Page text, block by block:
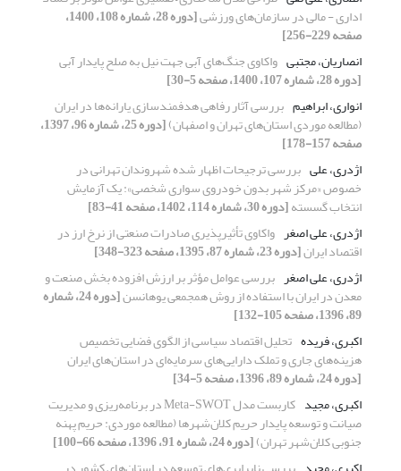
اداری - مالی در سازمان‏‌های ورزشی [دوره 28، شماره 108، 1400،
صفحه 229-256]
انصاریان، مجتبی واکاوی جنگ‌های آبی جهت نیل به صلح پایدار آبی
[دوره 28، شماره 107، 1400، صفحه 5-30]
انواری، ابراهیم بررسی آثار رفاهی هدفمندسازی یارانه‌ها در ایران
(مطالعه موردی استان‌های تهران و اصفهان) [دوره 25، شماره 96، 1397،
صفحه 157-178]
اژدری، علی بررسی ترجیحات اظهار شده شهروندان تهرانی در
خصوص «مرکز شهر بدون خودروی سواری شخصی»‌: یک آزمایش
انتخاب گسسته[دوره 30، شماره 114، 1402، صفحه 41-83]
اژدری، علی اصغر واکاوی تأثیر‌پذیری صادرات صنعتی از نرخ ارز در
اقتصاد ایران[دوره 23، شماره 87، 1395، صفحه 323-348]
اژدری، علی اصغر بررسی عوامل مؤثر بر ارزش افزوده بخش صنعت و
معدن در ایران با استفاده از روش همجمعی یوهانسن [دوره 24، شماره
89، 1396، صفحه 105-132]
اکبری، فریده تحلیل اقتصاد سیاسی از الگوی فضایی تخصیص
هزینه‌های جاری و تملک دارایی‌های سرمایه‌ای در استان‌های ایران
[دوره 24، شماره 89، 1396، صفحه 5-34]
اکبری، مجید
کاربست مدل Meta-SWOT در برنامه‌ریزی و مدیریت
صیانت و توسعه پایدار حریم کلان‌شهرها (مطالعه موردی: حریم پهنه
جنوبی کلان‌شهر تهران)[دوره 24، شماره 91، 1396، صفحه 66-100]